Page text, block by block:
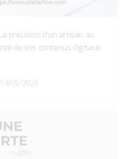
précision d’un artisan au
de vos contenus digitaux
14/05/2026